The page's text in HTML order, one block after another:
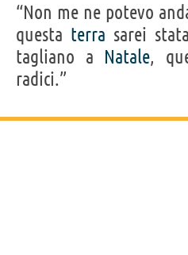
“Non me ne potevo
questa terra sarei
tagliano a Natale,
radici.”